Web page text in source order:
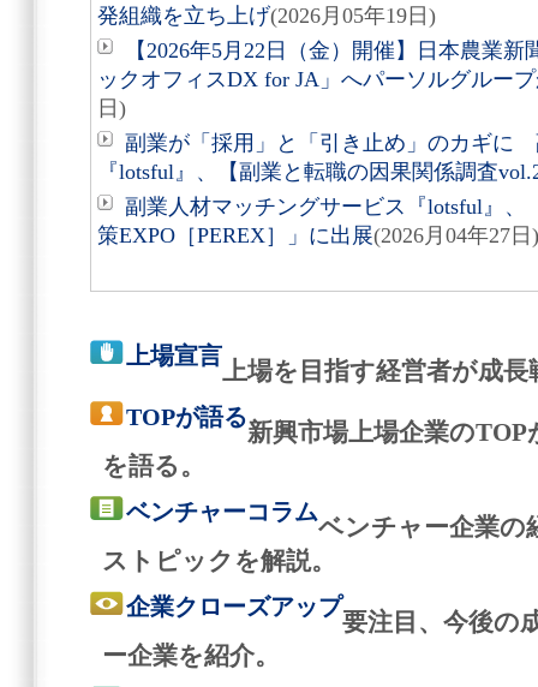
発組織を立ち上げ(2026月05年19日)
【2026年5月22日（金）開催】日本農業
ックオフィスDX for JA」へパーソルグルー
日)
副業が「採用」と「引き止め」のカギに
『lotsful』、【副業と転職の因果関係調査
副業人材マッチングサービス『lotsful』、
策EXPO［PEREX］」に出展(2026月04年27日)
上場宣言
上場を目指す経営者が成
TOPが語る
新興市場上場企業の
を語る。
ベンチャーコラム
ベンチャー企業の
ストピックを解説。
企業クローズアップ
要注目、今後の
ー企業を紹介。